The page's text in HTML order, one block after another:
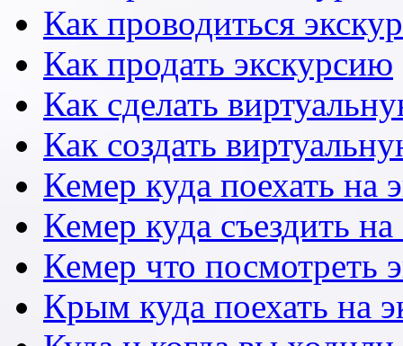
Как проводиться
Как продать экскурсию
Как сделать
Как создать
Кемер куда поехать на
Кемер куда съездить
Кемер что посмотреть
Крым куда поехать на